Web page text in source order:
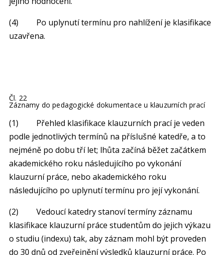
(4) Po uplynutí termínu pro nahlížení je klasifikace
uzavřena.
Čl. 22
Záznamy do pedagogické dokumentace u klauzurních prací
(1) Přehled klasifikace klauzurních prací je veden
podle jednotlivých termínů na příslušné katedře, a to
nejméně po dobu tří let; lhůta začíná běžet začátkem
akademického roku následujícího po vykonání
klauzurní práce, nebo akademického roku
následujícího po uplynutí termínu pro její vykonání.
(2) Vedoucí katedry stanoví termíny záznamu
klasifikace klauzurní práce studentům do jejich výkazu
o studiu (indexu) tak, aby záznam mohl být proveden
do 30 dnů od zveřejnění výsledků klauzurní práce. Po